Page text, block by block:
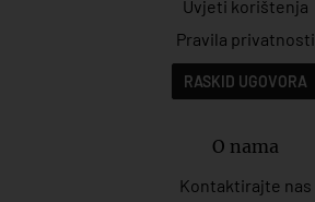
Uvjeti korištenja
Pravila privatnosti
RASKID UGOVORA
O nama
Kontaktirajte nas